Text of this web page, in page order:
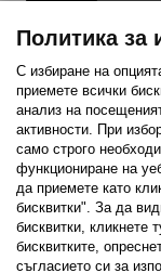
Последвайте
FacebookTwitter
Политика за
С избиране на
приемете всички
анализ на
активности. При
само строго
функциониране на
да приемете като
бисквитки". За да
бисквитки, кликнете
бисквитките,
съгласието си за